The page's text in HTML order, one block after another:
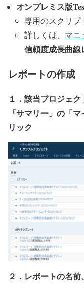
オンプレミス版
専用のスクリプ
詳しくは、 マニ
信頼度成長曲線
レポートの作成
１．該当プロジェク
「サマリー」の「
リック
２．レポートの名